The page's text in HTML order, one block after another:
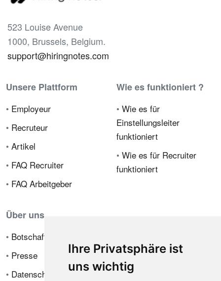
Ihre Privatsphäre ist
uns wichtig
523 Louise Avenue
1000, Brussels, Belgium.
support@hiringnotes.com
Unsere Plattform
• Employeur
• Recruteur
• Artikel
• FAQ Recruiter
• FAQ Arbeitgeber
Wie es funktioniert ?
• Wie es für
Einstellungsleiter
funktioniert
• Wie es für Recruiter
funktioniert
Über uns
• Botschafterprogramm
• Presse
• Datenschutzrichtlinie